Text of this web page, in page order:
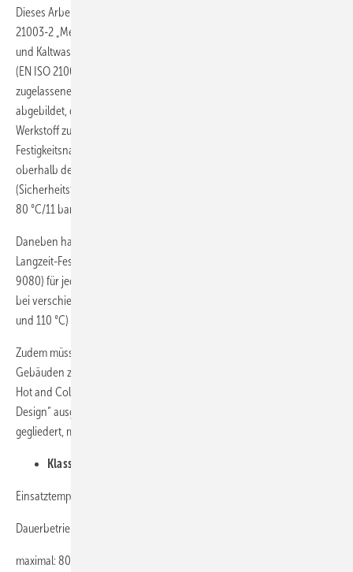
Dieses Arbeitsblatt entspricht im europäischen Ausland der EN ISO
21003-2 „Mehrschichtverbund-Rohrleitungssysteme für die Warm-
und Kaltwasserinstallation innerhalb von Gebäuden – Teil 2: Rohre
(EN ISO 21003-2:2008)“. In beiden Normen sind die heute
zugelassenen Werkstoffe mit ihren jeweiligen Bezugs-Produktnormen
abgebildet, die genau beschreiben, was der jeweils eingesetzte
Werkstoff zu erfüllen hat. So muss die im Rahmen des
Festigkeitsnachweises ermittelte Zeitstand-Innendruckkurve bei 70 °C
oberhalb des Referenzpunktes von 70 °C/15 bar/49 Jahre
(Sicherheitsfaktor 1,3) oder bei 80 °C oberhalb des Referenzpunktes
80 °C/11 bar/8670 h liegen.
Daneben hat jeder Hersteller eines Mehrschicht-Verbundrohres den
Langzeit-Festigkeitsnachweis auf Grundlage der DIN 16 887 (bzw. ISO
9080) für jede Rohrdimension zu dokumentieren. Die Prüfungen sind
bei verschiedenen Temperaturen (20 °C, 60 °C, alternativ 70 °C, 95 °C
und 110 °C) durchzuführen.
Zudem müssen alle Rohre für die Warm- und Kaltwasserversorgung in
Gebäuden zusätzlich gemäß der ISO 10508 „Plastic Piping Systems for
Hot and Cold Water Installations – Guidance for Classification and
Design“ ausgelegt sein. Diese Norm ist in verschiedene Klassen
gegliedert, maßgebend sind:
Klasse 2: Trinkwasserleitungen
Einsatztemperaturbedingungen bei 10 bar Nenndruck
Dauerbetrieb: 70 °C – 49 Jahre
maximal: 80 °C – 1 Jahr